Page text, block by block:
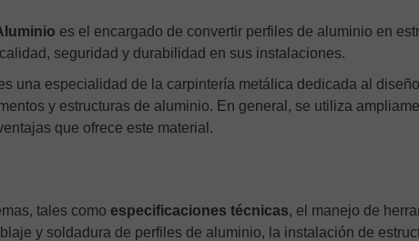
es el encargado de convertir perfiles de aluminio en
seguridad y durabilidad en sus instalaciones.
una especialidad de la carpintería metálica dedicada al
y estructuras de aluminio. En general, se utiliza
que ofrece este material.
tales como especificaciones técnicas, el manejo de
y soldadura de perfiles de aluminio, la instalación de